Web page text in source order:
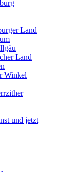
Land
Land
Winkel
und jetzt